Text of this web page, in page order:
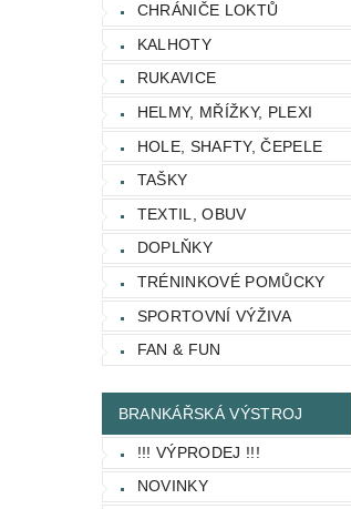
CHRÁNIČE LOKTŮ
KALHOTY
RUKAVICE
HELMY, MŘÍŽKY, PLEXI
HOLE, SHAFTY, ČEPELE
TAŠKY
TEXTIL, OBUV
DOPLŇKY
TRÉNINKOVÉ POMŮCKY
SPORTOVNÍ VÝŽIVA
FAN & FUN
BRANKÁŘSKÁ VÝSTROJ
!!! VÝPRODEJ !!!
NOVINKY